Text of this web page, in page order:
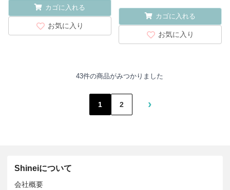
カゴに入れる
お気に入り
カゴに入れる
お気に入り
43件の商品がみつかりました
1 2 ›
Shineiについて
会社概要